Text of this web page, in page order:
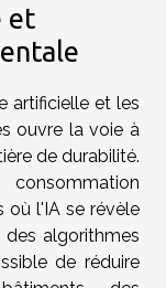
et
artificielle et les
ouvre la voie à
de durabilité.
où l'IA se révèle
des algorithmes
de réduire